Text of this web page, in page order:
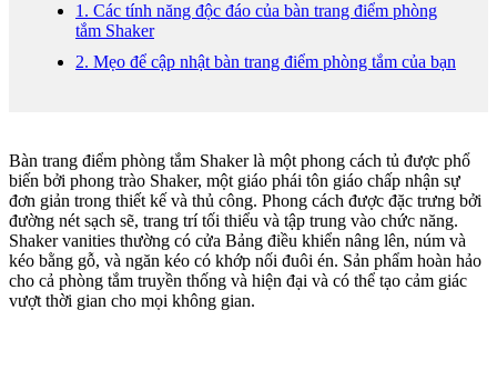
1. Các tính năng độc đáo của bàn trang điểm phòng
tắm Shaker
2. Mẹo để cập nhật bàn trang điểm phòng tắm của bạn
Bàn trang điểm phòng tắm Shaker là một phong cách tủ được phổ
biến bởi phong trào Shaker, một giáo phái tôn giáo chấp nhận sự
đơn giản trong thiết kế và thủ công. Phong cách được đặc trưng bởi
đường nét sạch sẽ, trang trí tối thiểu và tập trung vào chức năng.
Shaker vanities thường có cửa Bảng điều khiển nâng lên, núm và
kéo bằng gỗ, và ngăn kéo có khớp nối đuôi én. Sản phẩm hoàn hảo
cho cả phòng tắm truyền thống và hiện đại và có thể tạo cảm giác
vượt thời gian cho mọi không gian.